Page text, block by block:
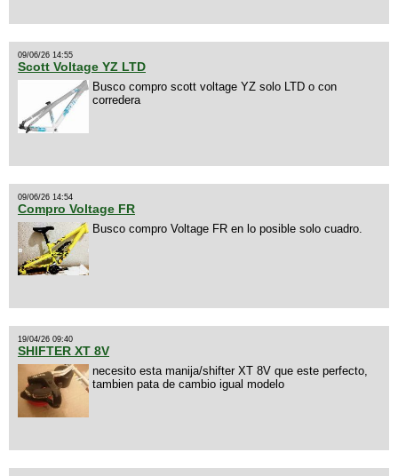
09/06/26 14:55
Scott Voltage YZ LTD
Busco compro scott voltage YZ solo LTD o con
corredera
09/06/26 14:54
Compro Voltage FR
Busco compro Voltage FR en lo posible solo cuadro.
19/04/26 09:40
SHIFTER XT 8V
necesito esta manija/shifter XT 8V que este perfecto,
tambien pata de cambio igual modelo